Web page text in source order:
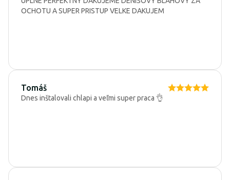
OCHOTU A SUPER PRISTUP VELKE DAKUJEM
Tomáš
Dnes inštalovali chlapi a veľmi super praca 👌